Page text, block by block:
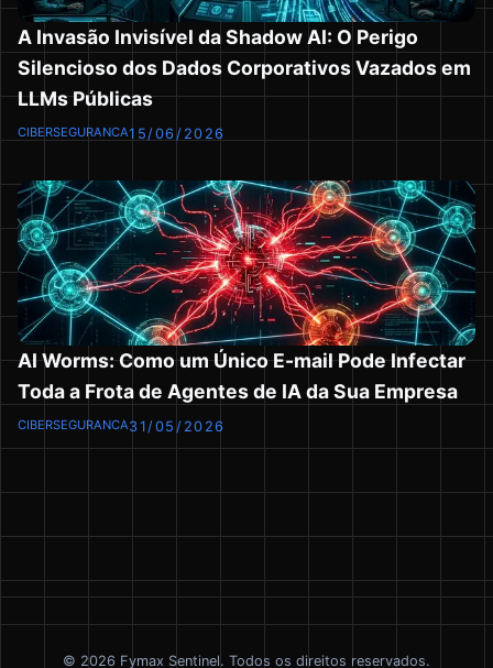
A Invasão Invisível da Shadow AI: O Perigo
Silencioso dos Dados Corporativos Vazados em
LLMs Públicas
CIBERSEGURANCA15/06/2026
AI Worms: Como um Único E-mail Pode Infectar
Toda a Frota de Agentes de IA da Sua Empresa
CIBERSEGURANCA31/05/2026
© 2026 Fymax Sentinel. Todos os direitos reservados.